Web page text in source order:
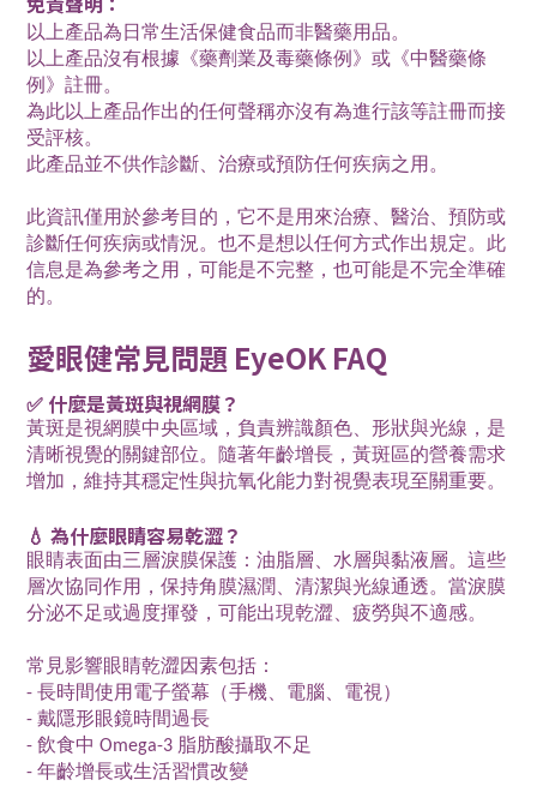
以上產品為日常生活保健食品而非醫藥用品。
以上產品沒有根據《藥劑業及毒藥條例》或《中醫藥條
例》註冊。
為此以上產品作出的任何聲稱亦沒有為進行該等註冊而接
受評核。
此產品並不供作診斷、治療或預防任何疾病之用。
此資訊僅用於參考目的，它不是用來治療、醫治、預防或
診斷任何疾病或情況。也不是想以任何方式作出規定。此
信息是為參考之用，可能是不完整，也可能是不完全準確
的。
愛眼健常見問題 EyeOK FAQ
✅ 什麼是黃斑與視網膜？
黃斑是視網膜中央區域，負責辨識顏色、形狀與光線，是
清晰視覺的關鍵部位。隨著年齡增長，黃斑區的營養需求
增加，維持其穩定性與抗氧化能力對視覺表現至關重要。
💧 為什麼眼睛容易乾澀？
眼睛表面由三層淚膜保護：油脂層、水層與黏液層。這些
層次協同作用，保持角膜濕潤、清潔與光線通透。當淚膜
分泌不足或過度揮發，可能出現乾澀、疲勞與不適感。
常見影響眼睛乾澀因素包括：
- 長時間使用電子螢幕（手機、電腦、電視）
- 戴隱形眼鏡時間過長
- 飲食中 Omega-3 脂肪酸攝取不足
- 年齡增長或生活習慣改變